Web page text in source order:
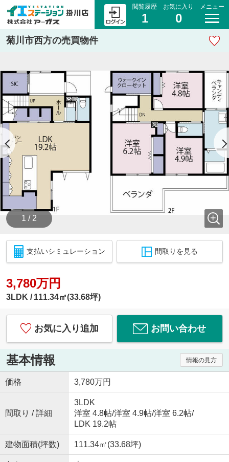
閲覧履歴
1
お気に入り
0
メニュー
菊川市西方の売買物件
1 / 2
支払いシミュレーション 間取りを見る
3,780万円
3LDK 111.34㎡(33.68坪)
お気に入り追加 お問い合わせ
基本情報 情報の見方
価格 3,780万円
間取り / 詳細
3LDK
洋室 4.8帖/洋室 4.9帖/洋室 6.2帖/
LDK 19.2帖
建物面積(坪数) 111.34㎡(33.68坪)